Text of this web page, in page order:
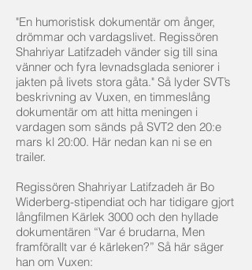
"En humoristisk dokumentär om ånger,
drömmar och vardagslivet. Regissören
Shahriyar Latifzadeh vänder sig till sina
vänner och fyra levnadsglada seniorer i
jakten på livets stora gåta." Så lyder SVT’s
beskrivning av Vuxen, en timmeslång
dokumentär om att hitta meningen i
vardagen som sänds på SVT2 den 20:e
mars kl 20:00. Här nedan kan ni se en
trailer.
Regissören Shahriyar Latifzadeh är Bo
Widerberg-stipendiat och har tidigare gjort
långfilmen Kärlek 3000 och den hyllade
dokumentären “Var é brudarna, Men
framförallt var é kärleken?” Så här säger
han om Vuxen: